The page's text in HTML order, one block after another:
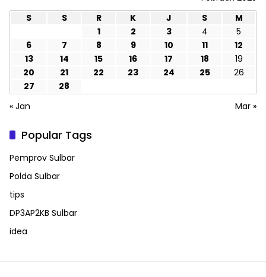
S
S R K J S
M
1
2 3 4
5
6
7 8 9 10 11
12
13
14 15 16 17 18
19
20
21 22 23 24 25
26
27
28
« Jan
Mar »
Popular Tags
Pemprov Sulbar
Polda Sulbar
tips
DP3AP2KB Sulbar
idea